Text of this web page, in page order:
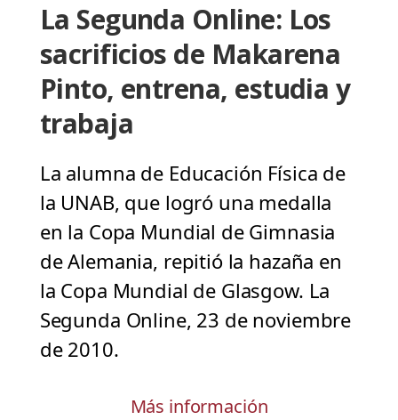
La Segunda Online: Los
sacrificios de Makarena
Pinto, entrena, estudia y
trabaja
La alumna de Educación Física de
la UNAB, que logró una medalla
en la Copa Mundial de Gimnasia
de Alemania, repitió la hazaña en
la Copa Mundial de Glasgow. La
Segunda Online, 23 de noviembre
de 2010.
Más información